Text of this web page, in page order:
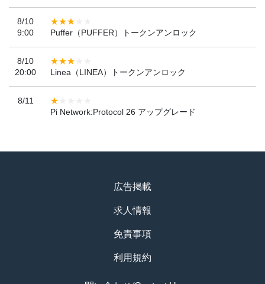
8/10
9:00
Puffer（PUFFER）トークンアンロック
8/10
20:00
Linea（LINEA）トークンアンロック
8/11
Pi Network:Protocol 26 アップグレード
広告掲載
求人情報
免責事項
利用規約